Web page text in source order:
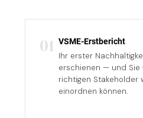
01 VSME-Erstbericht
Ihr erster
erschienen — und Sie
richtigen Stakeholder
einordnen können.